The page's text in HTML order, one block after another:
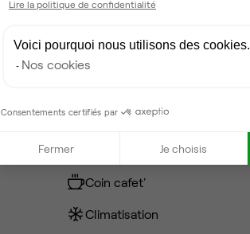
0 €
Câblage RJ45
Coin cafet'
Climatisation
Lire la politique de confidentialité
Voici pourquoi nous utilisons des cookies.
Nos cookies
Consentements certifiés par
Fermer Je choisis